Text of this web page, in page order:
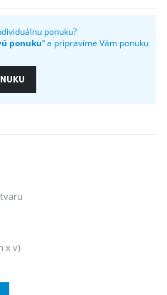
ponuku?
ponuku“ a pripravíme Vám ponuku
x v)